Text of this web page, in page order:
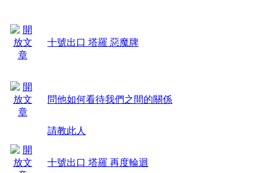
十號出口 塔羅 惡魔牌
問他如何看待我們之間的關係
請教此人
十號出口 塔羅 再度輪迴